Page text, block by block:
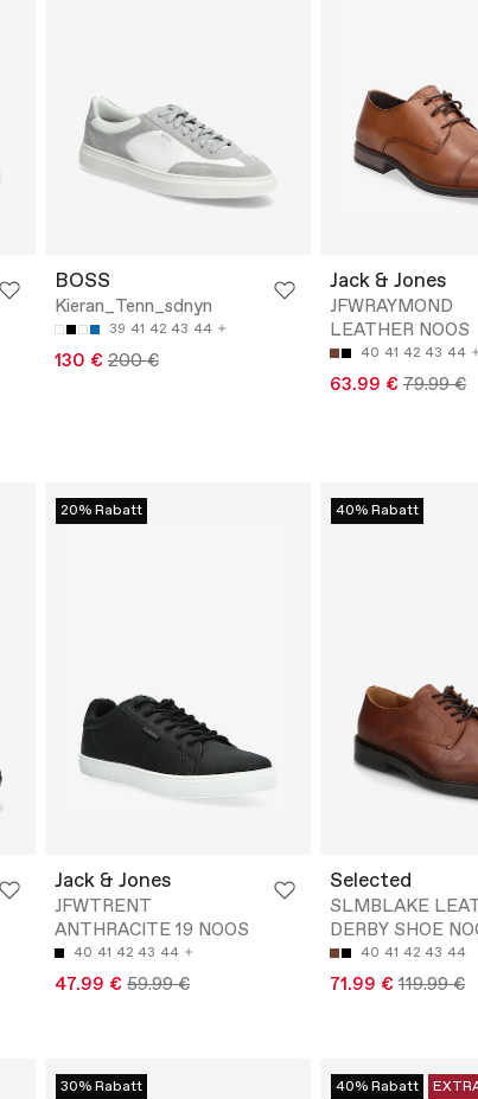
BOSS
Kieran_Tenn_sdnyn
39 41 42 43 44
130 € 200 €
Jack & Jones
JFWRAYMOND
LEATHER NOOS
40 41 42 43 44
63.99 € 79.99 €
20% Rabatt
Jack & Jones
JFWTRENT
ANTHRACITE 19 NOOS
40 41 42 43 44
47.99 € 59.99 €
40% Rabatt
Selected
SLMBLAKE
DERBY SHOE
40 41 42 43 44
71.99 € 119.99 €
30% Rabatt 40% Rabatt